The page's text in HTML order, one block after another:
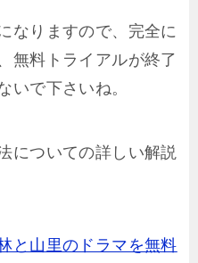
なりますので、完全に
無料トライアルが終了
いで下さいね。
についての詳しい解説
と山里のドラマを無料